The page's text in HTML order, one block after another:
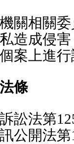
關相關
造成侵
案上進
條
訟法第
公開法第